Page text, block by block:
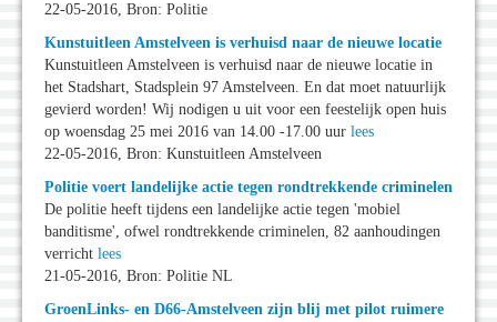
22-05-2016, Bron: Politie
Kunstuitleen Amstelveen is verhuisd naar de nieuwe locatie
Kunstuitleen Amstelveen is verhuisd naar de nieuwe locatie in
het Stadshart, Stadsplein 97 Amstelveen. En dat moet natuurlijk
gevierd worden! Wij nodigen u uit voor een feestelijk open huis
op woensdag 25 mei 2016 van 14.00 -17.00 uur lees
22-05-2016, Bron: Kunstuitleen Amstelveen
Politie voert landelijke actie tegen rondtrekkende criminelen
De politie heeft tijdens een landelijke actie tegen 'mobiel
banditisme', ofwel rondtrekkende criminelen, 82 aanhoudingen
verricht lees
21-05-2016, Bron: Politie NL
GroenLinks- en D66-Amstelveen zijn blij met pilot ruimere